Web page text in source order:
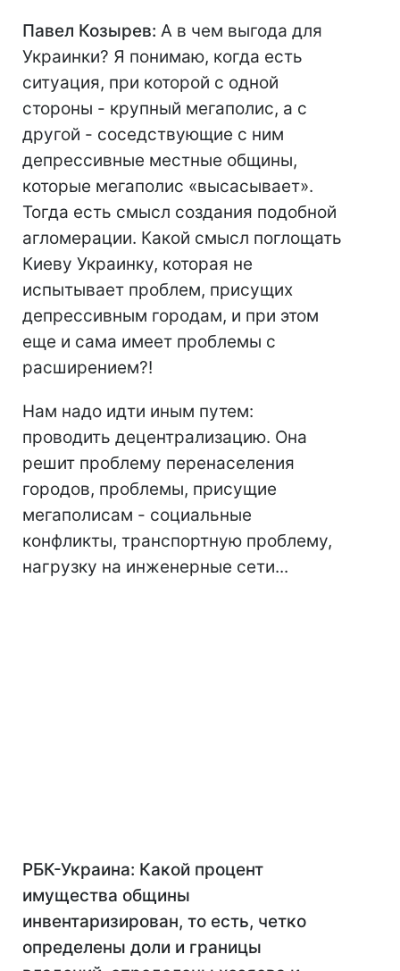
Павел Козырев: А в чем выгода для
Украинки? Я понимаю, когда есть
ситуация, при которой с одной
стороны - крупный мегаполис, а с
другой - соседствующие с ним
депрессивные местные общины,
которые мегаполис «высасывает».
Тогда есть смысл создания подобной
агломерации. Какой смысл поглощать
Киеву Украинку, которая не
испытывает проблем, присущих
депрессивным городам, и при этом
еще и сама имеет проблемы с
расширением?!
Нам надо идти иным путем:
проводить децентрализацию. Она
решит проблему перенаселения
городов, проблемы, присущие
мегаполисам - социальные
конфликты, транспортную проблему,
нагрузку на инженерные сети...
РБК-Украина: Какой процент
имущества общины
инвентаризирован, то есть, четко
определены доли и границы